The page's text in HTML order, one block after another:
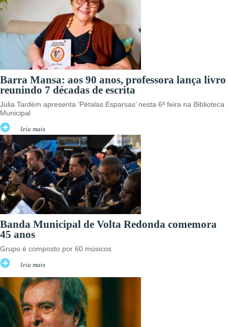
Barra Mansa: aos 90 anos, professora lança livro
reunindo 7 décadas de escrita
Julia Tardém apresenta ‘Pétalas Esparsas’ nesta 6ª feira na Biblioteca
Municipal
leia mais
Banda Municipal de Volta Redonda comemora
45 anos
Grupo é composto por 60 músicos
leia mais